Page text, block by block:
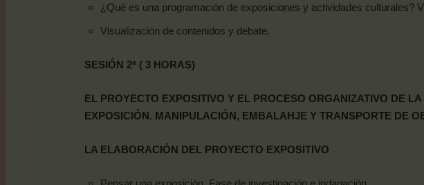
¿Qué es una programación de exposiciones y actividades culturales?
Visualización de contenidos y debate.
SESIÓN 2ª ( 3 HORAS)
EL PROYECTO EXPOSITIVO Y EL PROCESO ORGANIZATIVO DE LA
EXPOSICIÓN. MANIPULACIÓN, EMBALAHJE Y TRANSPORTE DE
LA ELABORACIÓN DEL PROYECTO EXPOSITIVO